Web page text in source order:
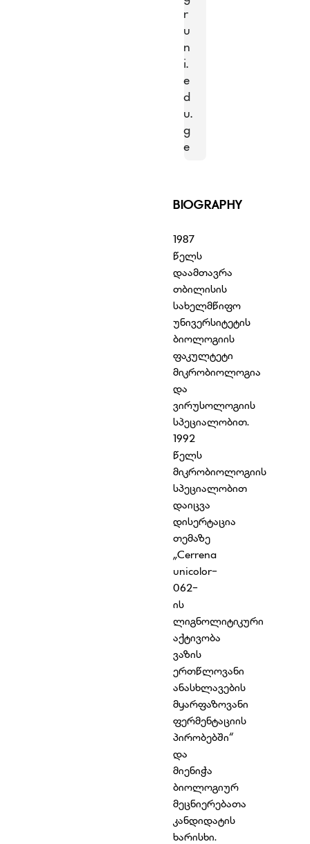
r
u
n
i.
e
d
u.
g
e
BIOGRAPHY
1987
წელს
დაამთავრა
თბილისის
სახელმწიფო
უნივერსიტეტის
ბიოლოგიის
ფაკულტეტი
მიკრობიოლოგია
და
ვირუსოლოგიის
სპეციალობით.
1992
წელს
მიკრობიოლოგიის
სპეციალობით
დაიცვა
დისერტაცია
თემაზე
„Cerrena
unicolor-
062-
ის
ლიგნოლიტიკური
აქტივობა
ვაზის
ერთწლოვანი
ანასხლავების
მყარფაზოვანი
ფერმენტაციის
პირობებში“
და
მიენიჭა
ბიოლოგიურ
მეცნიერებათა
კანდიდატის
ხარისხი.